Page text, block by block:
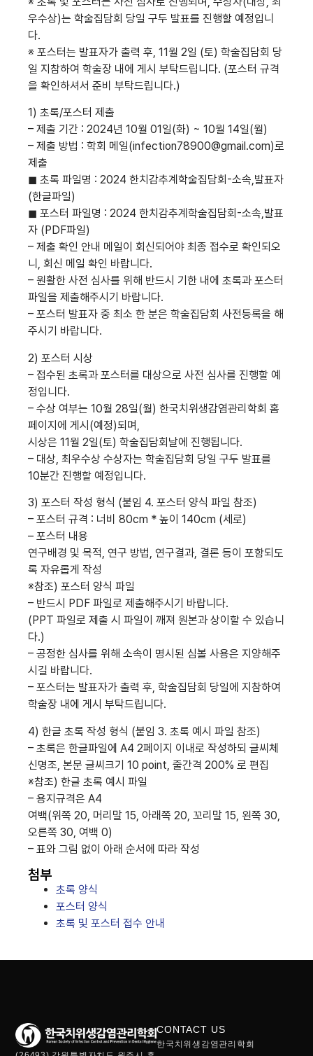
우수상)는 학술집담회 당일 구두 발표를 진행할 예정입니
다.
※ 포스터는 발표자가 출력 후, 11월 2일 (토) 학술집담회 당
일 지참하여 학술장 내에 게시 부탁드립니다. (포스터 규격
을 확인하셔서 준비 부탁드립니다.)
1) 초록/포스터 제출
– 제출 기간 : 2024년 10월 01일(화) ~ 10월 14일(월)
– 제출 방법 : 학회 메일(infection78900@gmail.com)로
제출
◼ 초록 파일명 : 2024 한치감추계학술집담회-소속,발표자
(한글파일)
◼ 포스터 파일명 : 2024 한치감추계학술집담회-소속,발표
자 (PDF파일)
– 제출 확인 안내 메일이 회신되어야 최종 접수로 확인되오
니, 회신 메일 확인 바랍니다.
– 원활한 사전 심사를 위해 반드시 기한 내에 초록과 포스터
파일을 제출해주시기 바랍니다.
– 포스터 발표자 중 최소 한 분은 학술집담회 사전등록을 해
주시기 바랍니다.
2) 포스터 시상
– 접수된 초록과 포스터를 대상으로 사전 심사를 진행할 예
정입니다.
– 수상 여부는 10월 28일(월) 한국치위생감염관리학회 홈
페이지에 게시(예정)되며,
시상은 11월 2일(토) 학술집담회날에 진행됩니다.
– 대상, 최우수상 수상자는 학술집담회 당일 구두 발표를
10분간 진행할 예정입니다.
3) 포스터 작성 형식 (붙임 4. 포스터 양식 파일 참조)
– 포스터 규격 : 너비 80cm * 높이 140cm (세로)
– 포스터 내용
연구배경 및 목적, 연구 방법, 연구결과, 결론 등이 포함되도
록 자유롭게 작성
※참조) 포스터 양식 파일
– 반드시 PDF 파일로 제출해주시기 바랍니다.
(PPT 파일로 제출 시 파일이 깨져 원본과 상이할 수 있습니
다.)
– 공정한 심사를 위해 소속이 명시된 심볼 사용은 지양해주
시길 바랍니다.
– 포스터는 발표자가 출력 후, 학술집담회 당일에 지참하여
학술장 내에 게시 부탁드립니다.
4) 한글 초록 작성 형식 (붙임 3. 초록 예시 파일 참조)
– 초록은 한글파일에 A4 2페이지 이내로 작성하되 글씨체
신명조, 본문 글씨크기 10 point, 줄간격 200% 로 편집
※참조) 한글 초록 예시 파일
– 용지규격은 A4
여백(위쪽 20, 머리말 15, 아래쪽 20, 꼬리말 15, 왼쪽 30,
오른쪽 30, 여백 0)
– 표와 그림 없이 아래 순서에 따라 작성
첨부
초록 양식
포스터 양식
초록 및 포스터 접수 안내
CONTACT US
한국치위생감염관리학회